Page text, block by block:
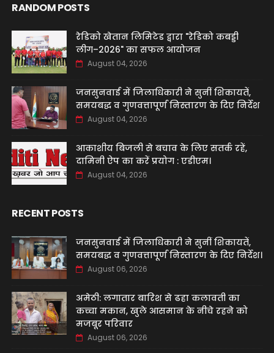
RANDOM POSTS
रेडिको खेतान लिमिटेड द्वारा "रेडिको कबड्डी
लीग–2026" का सफल आयोजन
August 04, 2026
जनसुनवाई में जिलाधिकारी ने सुनीं शिकायतें,
समयबद्ध व गुणवत्तापूर्ण निस्तारण के दिए निर्देश
August 04, 2026
आकाशीय बिजली से बचाव के लिए सतर्क रहें,
दामिनी ऐप का करें प्रयोग : एडीएम।
August 04, 2026
RECENT POSTS
जनसुनवाई में जिलाधिकारी ने सुनीं शिकायतें,
समयबद्ध व गुणवत्तापूर्ण निस्तारण के दिए निर्देश।
August 06, 2026
अमेठी: लगातार बारिश से ढहा कलावती का
कच्चा मकान, खुले आसमान के नीचे रहने को
मजबूर परिवार
August 06, 2026